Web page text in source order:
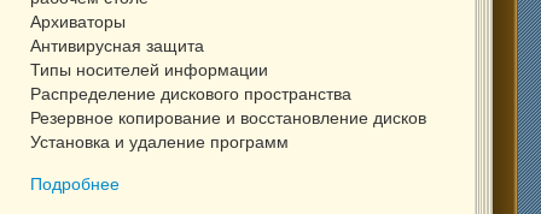
Архиваторы
Антивирусная защита
Типы носителей информации
Распределение дискового пространства
Резервное копирование и восстановление дисков
Установка и удаление программ
Подробнее о Базовая компьютерная подготовка школьников (6-